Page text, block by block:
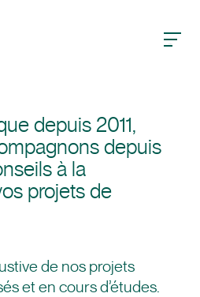
depuis 2011,
depuis
à la
projets de
de nos projets
et en cours d’études.